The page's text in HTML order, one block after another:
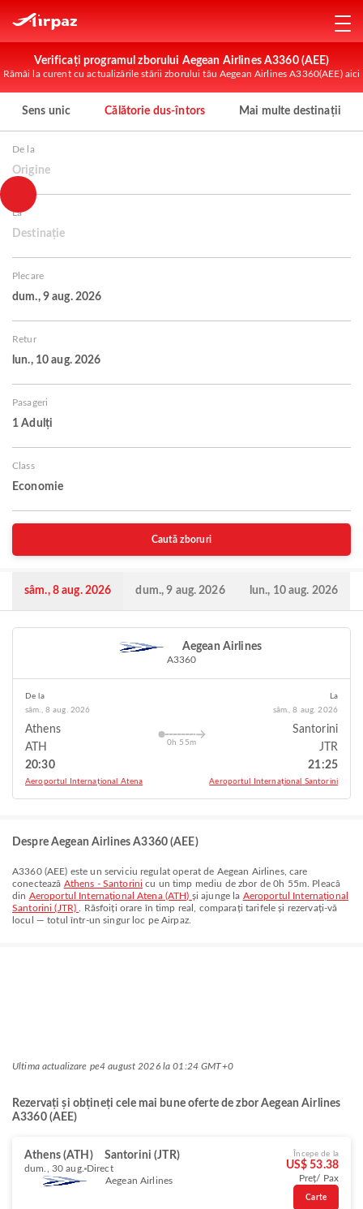
Verificați programul zborului Aegean Airlines A3360 (AEE)
Rămâi la curent cu actualizările stării zborului tău Aegean Airlines A3360(AEE) aici
Sens unic Călătorie dus-întors Mai multe destinații
De la
Origine
La
Destinație
Plecare
dum., 9 aug. 2026
Retur
lun., 10 aug. 2026
Pasageri
1 Adulți
Class
Economie
Caută zboruri
sâm., 8 aug. 2026 dum., 9 aug. 2026 lun., 10 aug. 2026
Aegean Airlines
A3360
De la
sâm., 8 aug. 2026
Athens
ATH
20:30
Aeroportul Internațional Atena
0h 55m
La
sâm., 8 aug. 2026
Santorini
JTR
21:25
Aeroportul Internațional Santorini
Despre Aegean Airlines A3360 (AEE)
A3360(AEE) este un serviciu regulat operat de Aegean Airlines, care
conectează Athens - Santorini cu un timp mediu de zbor de0h 55m . Pleacă
din Aeroportul Internațional Atena (ATH) și ajunge la Aeroportul Internațional
Santorini (JTR)
. Răsfoiți orare în timp real, comparați tarifele și rezervați-vă
locul — totul într-un singur loc pe Airpaz.
Ultima actualizare pe4 august 2026 la 01:24 GMT+0
Rezervați și obțineți cele mai bune oferte de zbor Aegean Airlines
A3360 (AEE)
Athens (ATH) Santorini (JTR)
dum., 30 aug. Direct
Aegean Airlines
Începe de la
US$ 53.38
Preț/ Pax
Carte